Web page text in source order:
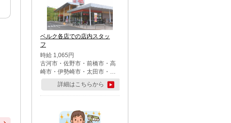
ベルク各店での店内スタッ
フ
時給 1,065円
古河市・佐野市・前橋市・高
崎市・伊勢崎市・太田市・館
林市・藤岡市・大泉町・さい
たま市北区・川越市・熊谷
市・行田市・秩父市・所沢
市・鶴ケ島市・千葉市中央
区・市川市・松戸市・習志野
詳細はこちらから